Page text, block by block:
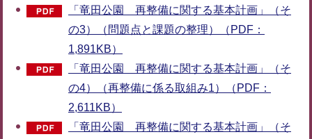
「竜田公園 再整備に関する基本計画」（そ
の3）（問題点と課題の整理）（PDF：
1,891KB）
「竜田公園 再整備に関する基本計画」（そ
の4）（再整備に係る取組み1）（PDF：
2,611KB）
「竜田公園 再整備に関する基本計画」（そ